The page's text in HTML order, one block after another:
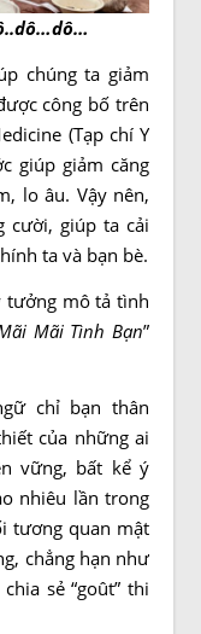
chúng ta giảm
công bố trên
(Tạp chí Y
giúp giảm căng
lo âu. Vậy nên,
cười, giúp ta cải
ta và bạn bè.
tưởng mô tả tình
Mãi Tình Bạn”
chỉ bạn thân
của những ai
vững, bất kể ý
nhiêu lần trong
tương quan mật
chẳng hạn như
sẻ “goût” thi